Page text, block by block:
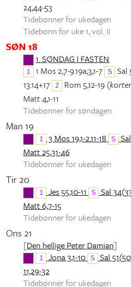
24,44-53
Tidebønner for ukedagen
Tidebønn for uke 1, vol. II
SØN 18
1. SØNDAG I FASTEN
1 1 Mos 2,7-9.19a;3,1-7 S Sal
13.14+17
2 Rom 5,12-19 (
Matt 4,1-11
Tidebønner for søndagen
Man 19
1 3 Mos 19,1-2.11-18 S
Matt 25,31-46
Tidebønner for ukedagen
Tir 20
1 Jes 55,10-11 S Sal
Matt 6,7-15
Tidebønner for ukedagen
Ons 21
[Den hellige Peter Damian]
1 Jona 3,1-10 S Sal
11,29-32
Tidebønner for ukedagen